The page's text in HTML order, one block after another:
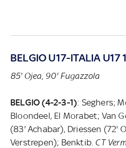
BELGIO U17-ITALIA
85' Ojea, 90' Fugazzola
BELGIO (4-2-3-1): Seghers;
Bloondeel, El Morabet; Van
(83' Achabar), Driessen (72'
Verstrepen); Benktib. CT